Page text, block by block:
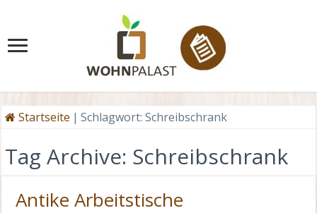
Startseite | Schlagwort:Schreibschrank
Tag Archive: Schreibschrank
Antike Arbeitstische